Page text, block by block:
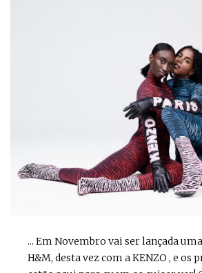
... Em Novembro vai ser lançada
H&M, desta vez com a KENZO , e